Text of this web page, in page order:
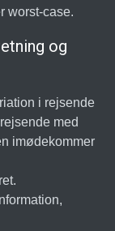
worst-case.
og
i rejsende
med
imødekommer